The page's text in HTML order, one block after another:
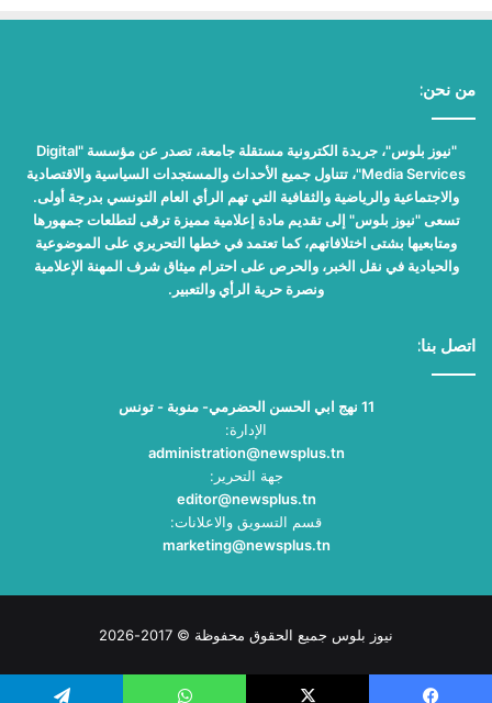
من نحن:
"نيوز بلوس"، جريدة الكترونية مستقلة جامعة، تصدر عن مؤسسة "Digital
Media Services"، تتناول جميع الأحداث والمستجدات السياسية والاقتصادية
والاجتماعية والرياضية والثقافية التي تهم الرأي العام التونسي بدرجة أولى.
تسعى "نيوز بلوس" إلى تقديم مادة إعلامية مميزة ترقى لتطلعات جمهورها
ومتابعيها بشتى اختلافاتهم، كما تعتمد في خطها التحريري على الموضوعية
والحيادية في نقل الخبر، والحرص على احترام ميثاق شرف المهنة الإعلامية
ونصرة حرية الرأي والتعبير.
اتصل بنا:
11 نهج ابي الحسن الحضرمي- منوبة - تونس
الإدارة:
administration@newsplus.tn
جهة التحرير:
editor@newsplus.tn
قسم التسويق والاعلانات:
marketing@newsplus.tn
نيوز بلوس جميع الحقوق محفوظة © 2017-2026